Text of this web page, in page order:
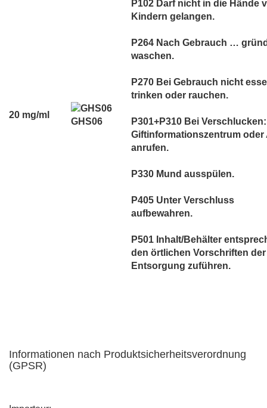
20 mg/ml
GHS06
P102 Darf nicht in die Hände
Kindern gelangen.
P264 Nach Gebrauch …
waschen.
P270 Bei Gebrauch nicht
trinken oder rauchen.
P301+P310 Bei
Giftinformationszentrum oder
anrufen.
P330 Mund ausspülen.
P405 Unter Verschluss
aufbewahren.
P501 Inhalt/Behälter
den örtlichen Vorschriften der
Entsorgung zuführen.
Informationen nach Produktsicherheitsverordnung
(GPSR)